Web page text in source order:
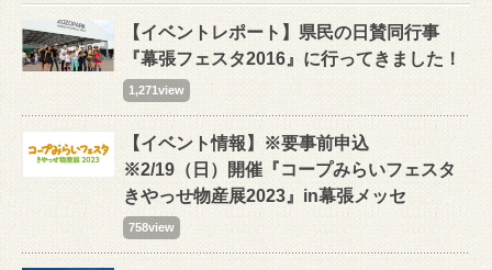
【イベントレポート】県民の日賛同行事
『幕張フェスタ2016』に行ってきました！
1,271view
【イベント情報】※要事前申込
※2/19（日）開催『コープみらいフェスタ
きやっせ物産展2023』in幕張メッセ
758view